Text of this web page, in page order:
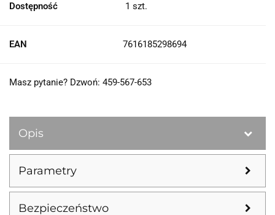
Dostępność 1 szt.
EAN 7616185298694
Masz pytanie? Dzwoń: 459-567-653
Opis
Parametry
Bezpieczeństwo